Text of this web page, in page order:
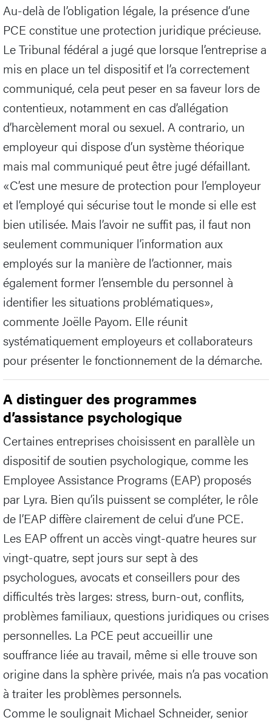
Au-delà de l’obligation légale, la présence d’une
PCE constitue une protection juridique précieuse.
Le Tribunal fédéral a jugé que lorsque l’entreprise a
mis en place un tel dispositif et l’a correctement
communiqué, cela peut peser en sa faveur lors de
contentieux, notamment en cas d’allégation
d’harcèlement moral ou sexuel. A contrario, un
employeur qui dispose d’un système théorique
mais mal communiqué peut être jugé défaillant.
«C’est une mesure de protection pour l’employeur
et l’employé qui sécurise tout le monde si elle est
bien utilisée. Mais l’avoir ne suffit pas, il faut non
seulement communiquer l’information aux
employés sur la manière de l’actionner, mais
également former l’ensemble du personnel à
identifier les situations problématiques»,
commente Joëlle Payom. Elle réunit
systématiquement employeurs et collaborateurs
pour présenter le fonctionnement de la démarche.
A distinguer des programmes
d’assistance psychologique
Certaines entreprises choisissent en parallèle un
dispositif de soutien psychologique, comme les
Employee Assistance Programs (EAP) proposés
par Lyra. Bien qu’ils puissent se compléter, le rôle
de l’EAP diffère clairement de celui d’une PCE.
Les EAP offrent un accès vingt-quatre heures sur
vingt-quatre, sept jours sur sept à des
psychologues, avocats et conseillers pour des
difficultés très larges: stress, burn-out, conflits,
problèmes familiaux, questions juridiques ou crises
personnelles. La PCE peut accueillir une
souffrance liée au travail, même si elle trouve son
origine dans la sphère privée, mais n’a pas vocation
à traiter les problèmes personnels.
Comme le soulignait Michael Schneider, senior